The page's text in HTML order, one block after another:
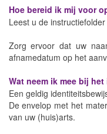
Hoe bereid ik mij voor
Leest u de
Zorg ervoor dat uw
afnamedatum op het
Wat neem ik mee bij
Een geldig
De envelop met het
van uw (huis)arts.